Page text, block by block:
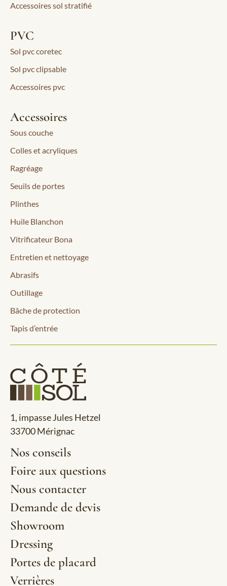
Accessoires sol stratifié
PVC
Sol pvc coretec
Sol pvc clipsable
Accessoires pvc
Accessoires
Sous couche
Colles et acryliques
Ragréage
Seuils de portes
Plinthes
Huile Blanchon
Vitrificateur Bona
Entretien et nettoyage
Abrasifs
Outillage
Bâche de protection
Tapis d’entrée
1, impasse Jules Hetzel
33700 Mérignac
Nos conseils
Foire aux questions
Nous contacter
Demande de devis
Showroom
Dressing
Portes de placard
Verrières